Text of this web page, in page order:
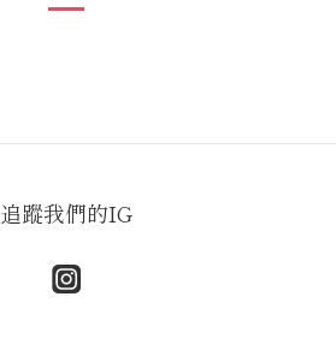
追蹤我們的IG